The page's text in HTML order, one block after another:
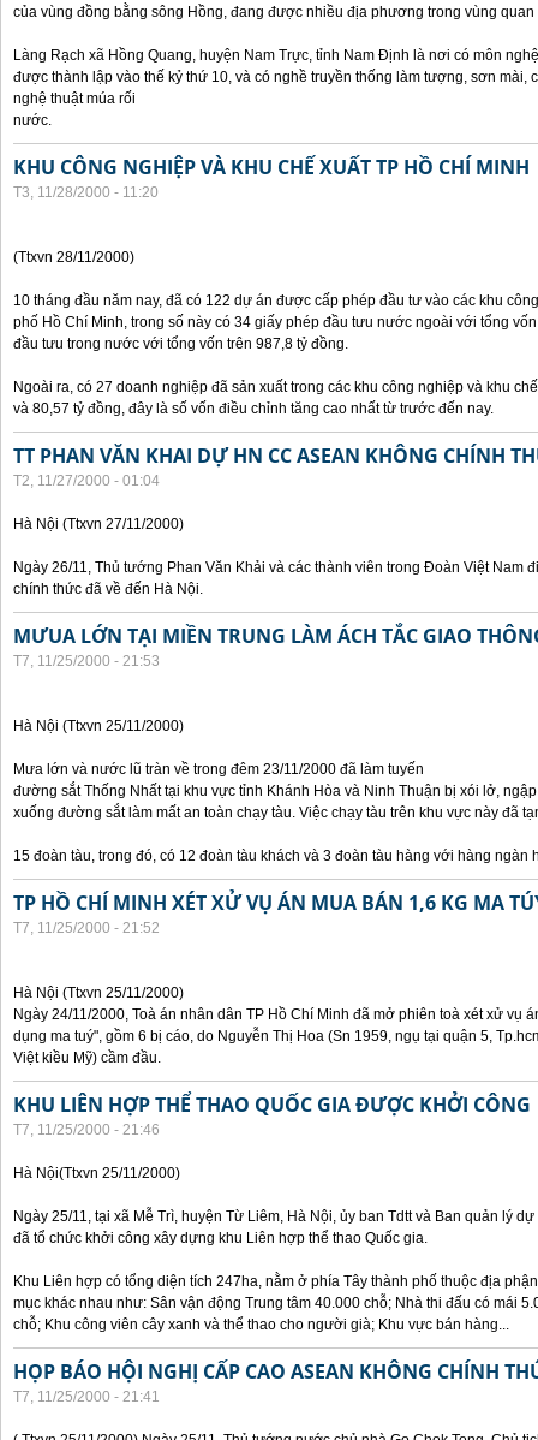
của vùng đồng bằng sông Hồng, đang được nhiều địa phương trong vùng quan
Làng Rạch xã Hồng Quang, huyện Nam Trực, tỉnh Nam Định là nơi có môn
được thành lập vào thế kỷ thứ 10, và có nghề truyền thống làm tượng, sơn mài,
nghệ thuật múa rối
nước.
KHU CÔNG NGHIỆP VÀ KHU CHẾ XUẤT TP HỒ CHÍ MINH
T3, 11/28/2000 - 11:20
(Ttxvn 28/11/2000)
10 tháng đầu năm nay, đã có 122 dự án được cấp phép đầu tư vào các khu
phố Hồ Chí Minh, trong số này có 34 giấy phép đầu tưu nước ngoài với tổng
đầu tưu trong nước với tổng vốn trên 987,8 tỷ đồng.
Ngoài ra, có 27 doanh nghiệp đã sản xuất trong các khu công nghiệp và khu
và 80,57 tỷ đồng, đây là số vốn điều chỉnh tăng cao nhất từ trước đến nay.
TT PHAN VĂN KHAI DỰ HN CC ASEAN KHÔNG CHÍNH
T2, 11/27/2000 - 01:04
Hà Nội (Ttxvn 27/11/2000)
Ngày 26/11, Thủ tướng Phan Văn Khải và các thành viên trong Đoàn Việt Nam
chính thức đã về đến Hà Nội.
MƯUA LỚN TẠI MIỀN TRUNG LÀM ÁCH TẮC GIAO
T7, 11/25/2000 - 21:53
Hà Nội (Ttxvn 25/11/2000)
Mưa lớn và nước lũ tràn về trong đêm 23/11/2000 đã làm tuyến
đường sắt Thống Nhất tại khu vực tỉnh Khánh Hòa và Ninh Thuận bị xói lở,
xuống đường sắt làm mất an toàn chạy tàu. Việc chạy tàu trên khu vực này đã
15 đoàn tàu, trong đó, có 12 đoàn tàu khách và 3 đoàn tàu hàng với hàng
TP HỒ CHÍ MINH XÉT XỬ VỤ ÁN MUA BÁN 1,6 KG MA
T7, 11/25/2000 - 21:52
Hà Nội (Ttxvn 25/11/2000)
Ngày 24/11/2000, Toà án nhân dân TP Hồ Chí Minh đã mở phiên toà xét xử vụ
dụng ma tuý", gồm 6 bị cáo, do Nguyễn Thị Hoa (Sn 1959, ngụ tại quận 5,
Việt kiều Mỹ) cầm đầu.
KHU LIÊN HỢP THỂ THAO QUỐC GIA ĐƯỢC KHỞI CÔNG
T7, 11/25/2000 - 21:46
Hà Nội(Ttxvn 25/11/2000)
Ngày 25/11, tại xã Mễ Trì, huyện Từ Liêm, Hà Nội, ủy ban Tdtt và Ban quản lý
đã tổ chức khởi công xây dựng khu Liên hợp thể thao Quốc gia.
Khu Liên hợp có tổng diện tích 247ha, nằm ở phía Tây thành phố thuộc địa
mục khác nhau như: Sân vận động Trung tâm 40.000 chỗ; Nhà thi đấu có mái
chỗ; Khu công viên cây xanh và thể thao cho người già; Khu vực bán hàng...
HỌP BÁO HỘI NGHỊ CẤP CAO ASEAN KHÔNG CHÍNH
T7, 11/25/2000 - 21:41